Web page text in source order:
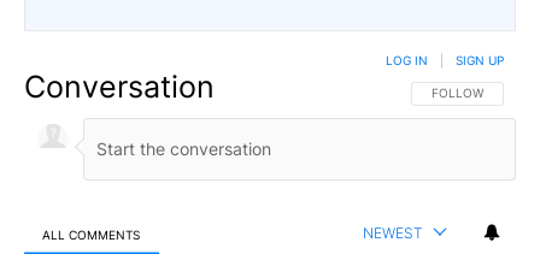
Conversation FOLLOW THIS
FOLLOW
LOG IN SIGN UP
ALL COMMENTS NEWEST